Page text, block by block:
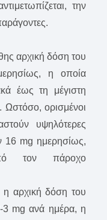
την
αρχική δόση του
η οποία
έως τη μέγιστη
ορισμένοι
υψηλότερες
16 mg ημερησίως,
τον πάροχο
η αρχική δόση του
3 mg ανά ημέρα, η